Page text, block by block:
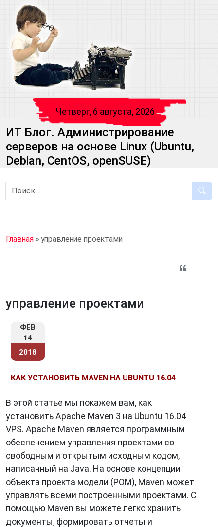
Четверг, 6 августа, 2026
ИТ Блог. Администрирование
серверов на основе Linux (Ubuntu,
Debian, CentOS, openSUSE)
Главная » управление проектами
управление проектами
ФЕВ
14
2018
КАК УСТАНОВИТЬ MAVEN НА UBUNTU 16.04
В этой статье мы покажем вам, как
установить Apache Maven 3 на Ubuntu 16.04
VPS. Apache Maven является программным
обеспечением управления проектами со
свободным и открытым исходным кодом,
написанный на Java. На основе концепции
объекта проекта модели (POM), Maven может
управлять всеми построенными проектами. С
помощью Maven вы можете легко хранить
документы, формировать отчеты и